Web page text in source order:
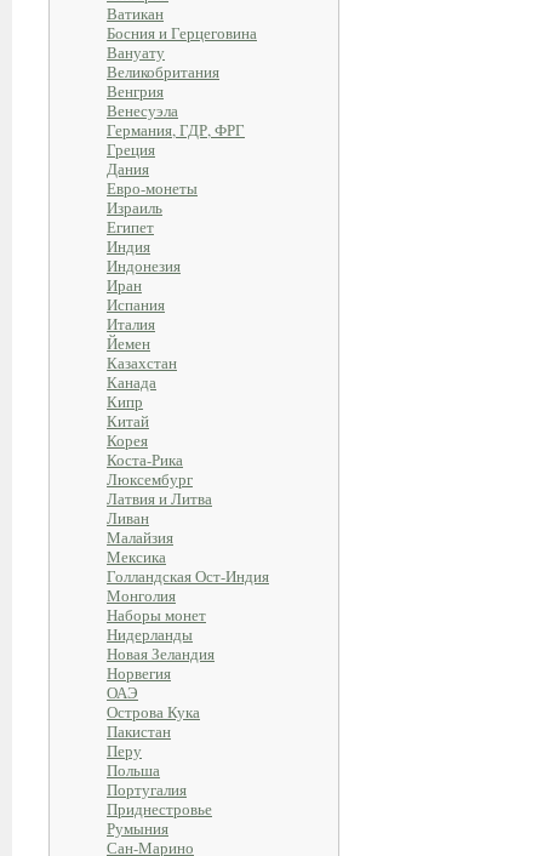
Ватикан
Босния и Герцеговина
Вануату
Великобритания
Венгрия
Венесуэла
Германия, ГДР, ФРГ
Греция
Дания
Евро-монеты
Израиль
Египет
Индия
Индонезия
Иран
Испания
Италия
Йемен
Казахстан
Канада
Кипр
Китай
Корея
Коста-Рика
Люксембург
Латвия и Литва
Ливан
Малайзия
Мексика
Голландская Ост-Индия
Монголия
Наборы монет
Нидерланды
Новая Зеландия
Норвегия
ОАЭ
Острова Кука
Пакистан
Перу
Польша
Португалия
Приднестровье
Румыния
Сан-Марино